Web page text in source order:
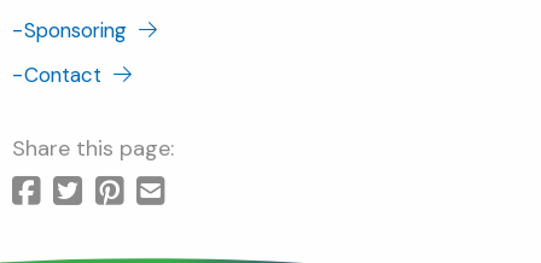
-Sponsoring
-Contact
Share this page: